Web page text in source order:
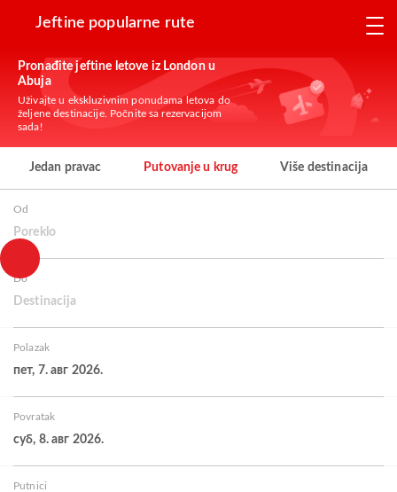
Jeftine popularne rute
Pronađite jeftine letove iz London u
Abuja
Uživajte u ekskluzivnim ponudama letova do
željene destinacije. Počnite sa rezervacijom
sada!
Jedan pravac Putovanje u krug Više destinacija
Od
Poreklo
Do
Destinacija
Polazak
пет, 7. авг 2026.
Povratak
суб, 8. авг 2026.
Putnici